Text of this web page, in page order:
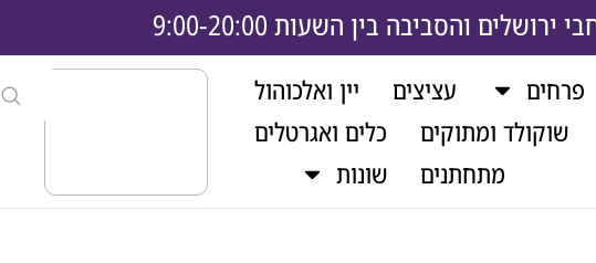
והסביבה בין השעות 9:00-20:00
פרחים עציצים
יין ואלכוהול
שוקולד ומתוקים
כלים ואגרטלים
מתחתנים
שונות